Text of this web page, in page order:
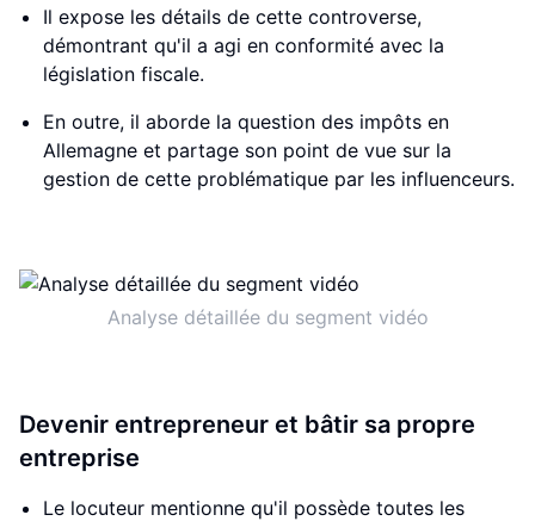
Il expose les détails de cette controverse,
démontrant qu'il a agi en conformité avec la
législation fiscale.
En outre, il aborde la question des impôts en
Allemagne et partage son point de vue sur la
gestion de cette problématique par les influenceurs.
Analyse détaillée du segment vidéo
Devenir entrepreneur et bâtir sa propre
entreprise
Le locuteur mentionne qu'il possède toutes les